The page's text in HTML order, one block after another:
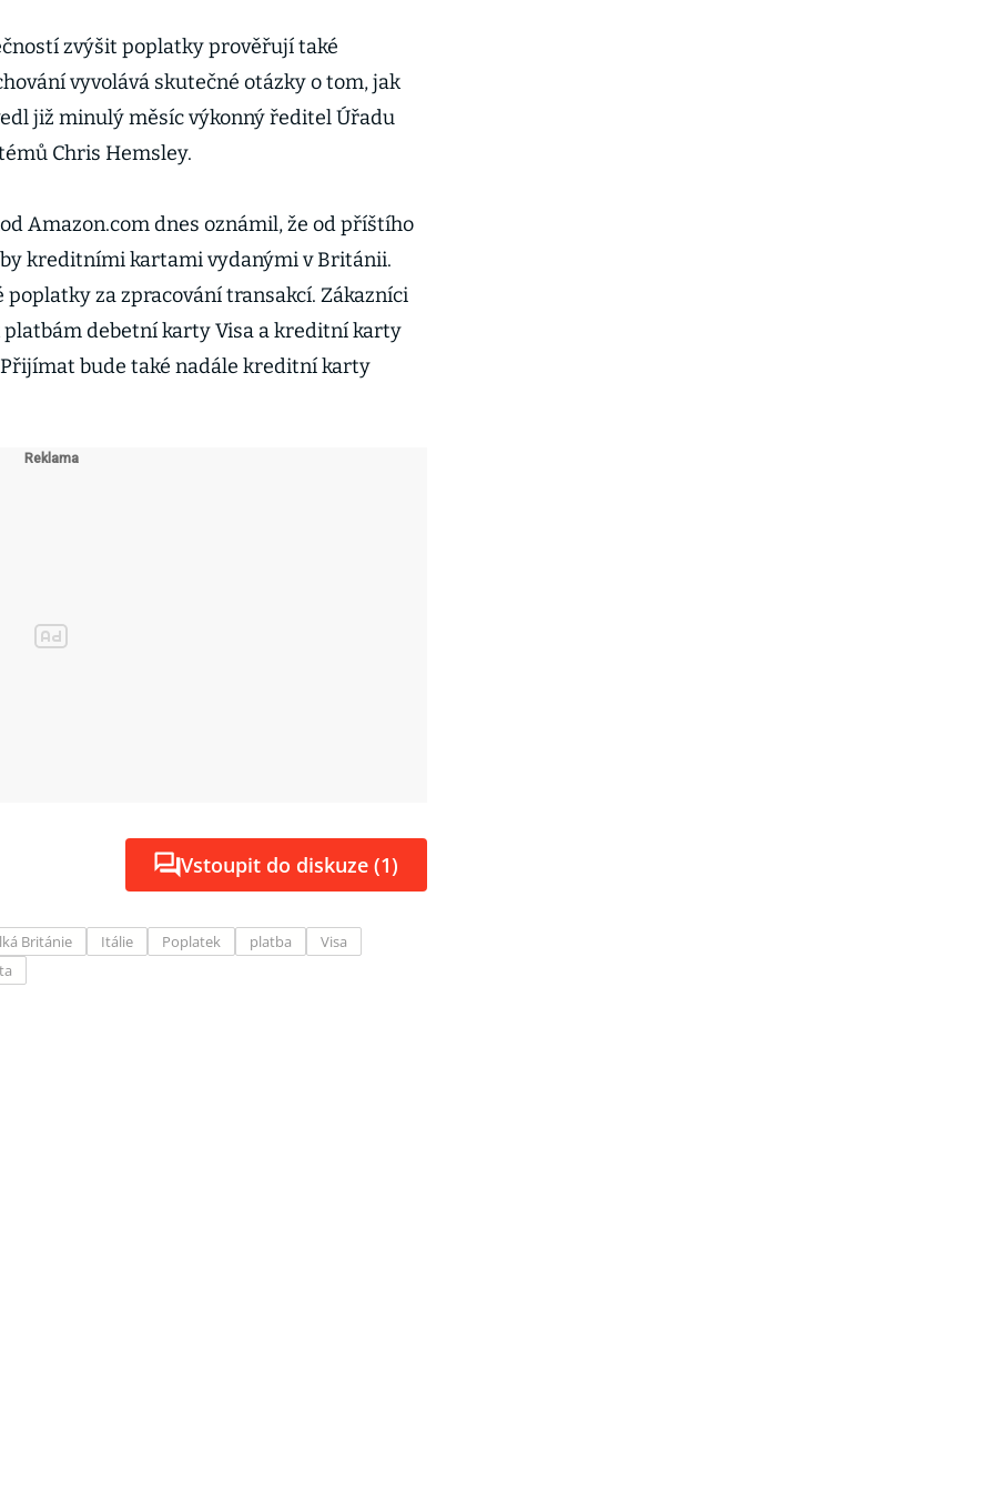
zvýšit poplatky prověřují také
vyvolává skutečné otázky o tom, jak
již minulý měsíc výkonný ředitel Úřadu
Chris Hemsley.
Amazon.com dnes oznámil, že od příštího
kreditními kartami vydanými v Británii.
poplatky za zpracování transakcí. Zákazníci
debetní karty Visa a kreditní karty
bude také nadále kreditní karty
Vstoupit do diskuze (1)
Británie Itálie Poplatek platba
Visa